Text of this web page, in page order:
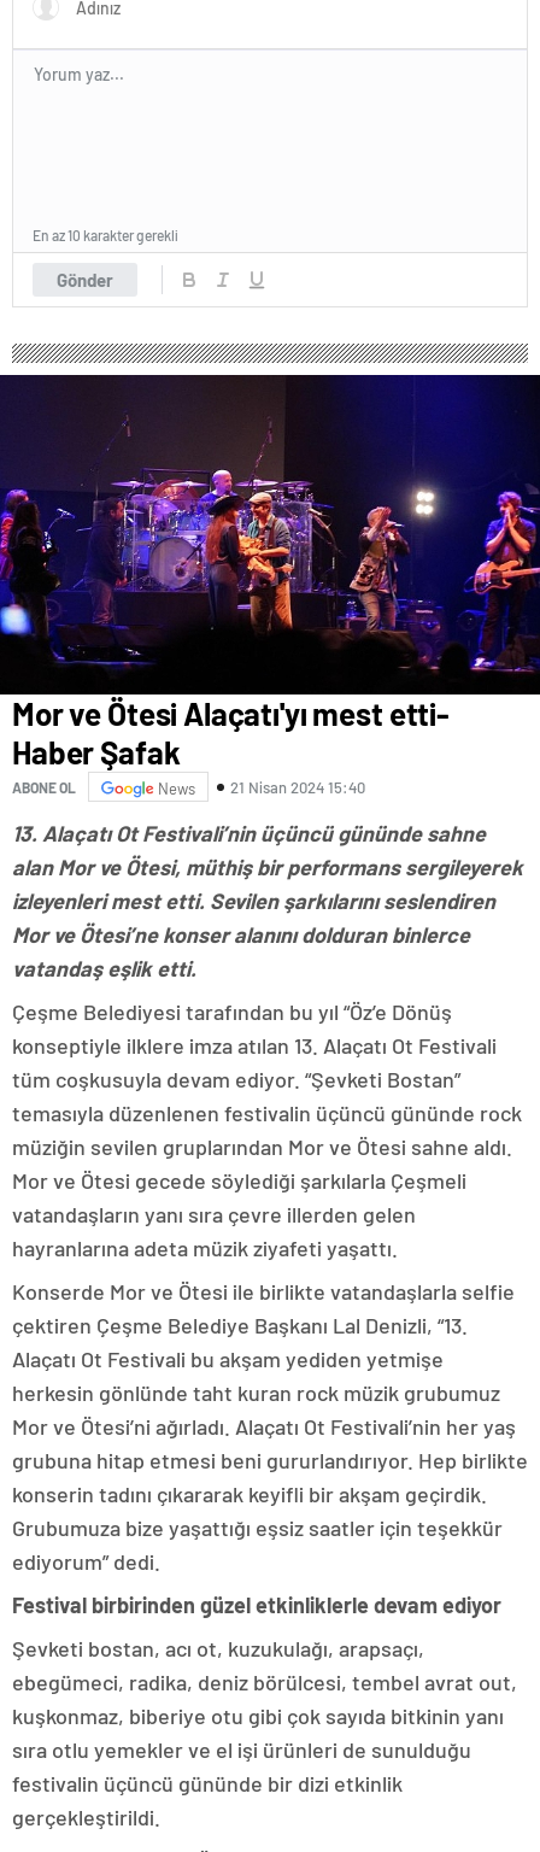
Çıkıyor- Haber Şafak
Gönder
En az 10 karakter gerekli
Mor ve Ötesi Alaçatı'yı mest etti-
Haber Şafak
ABONE OL News 21 Nisan 2024 15:40
13. Alaçatı Ot Festivali’nin üçüncü gününde sahne
alan Mor ve Ötesi, müthiş bir performans sergileyerek
izleyenleri mest etti. Sevilen şarkılarını seslendiren
Mor ve Ötesi’ne konser alanını dolduran binlerce
vatandaş eşlik etti.
Çeşme Belediyesi tarafından bu yıl “Öz’e Dönüş
konseptiyle ilklere imza atılan 13. Alaçatı Ot Festivali
tüm coşkusuyla devam ediyor. “Şevketi Bostan”
temasıyla düzenlenen festivalin üçüncü gününde rock
müziğin sevilen gruplarından Mor ve Ötesi sahne aldı.
Mor ve Ötesi gecede söylediği şarkılarla Çeşmeli
vatandaşların yanı sıra çevre illerden gelen
hayranlarına adeta müzik ziyafeti yaşattı.
Konserde Mor ve Ötesi ile birlikte vatandaşlarla selfie
çektiren Çeşme Belediye Başkanı Lal Denizli, “13.
Alaçatı Ot Festivali bu akşam yediden yetmişe
herkesin gönlünde taht kuran rock müzik grubumuz
Mor ve Ötesi’ni ağırladı. Alaçatı Ot Festivali’nin her yaş
grubuna hitap etmesi beni gururlandırıyor. Hep birlikte
konserin tadını çıkararak keyifli bir akşam geçirdik.
Grubumuza bize yaşattığı eşsiz saatler için teşekkür
ediyorum” dedi.
Festival birbirinden güzel etkinliklerle devam ediyor
Şevketi bostan, acı ot, kuzukulağı, arapsaçı,
ebegümeci, radika, deniz börülcesi, tembel avrat out,
kuşkonmaz, biberiye otu gibi çok sayıda bitkinin yanı
sıra otlu yemekler ve el işi ürünleri de sunulduğu
festivalin üçüncü gününde bir dizi etkinlik
gerçekleştirildi.